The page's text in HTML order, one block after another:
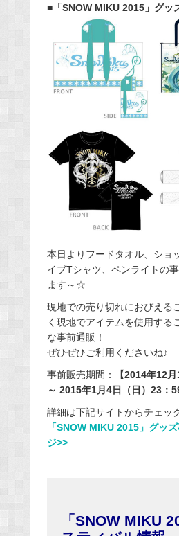
■「SNOW MIKU 2015」グッ
本日よりフードタオル、ショ
イブTシャツ、ペンライトの
ます～☆
現地での売り切れにおびえる
く現地でアイテムを使用する
な事前通販！
ぜひぜひご利用くださいね♪
事前販売期間：
【2014年12
～ 2015年1月4日（日）23：59
詳細は下記サイトからチェッ
「SNOW MIKU 2015」グッ
ジ>>
「SNOW MIKU